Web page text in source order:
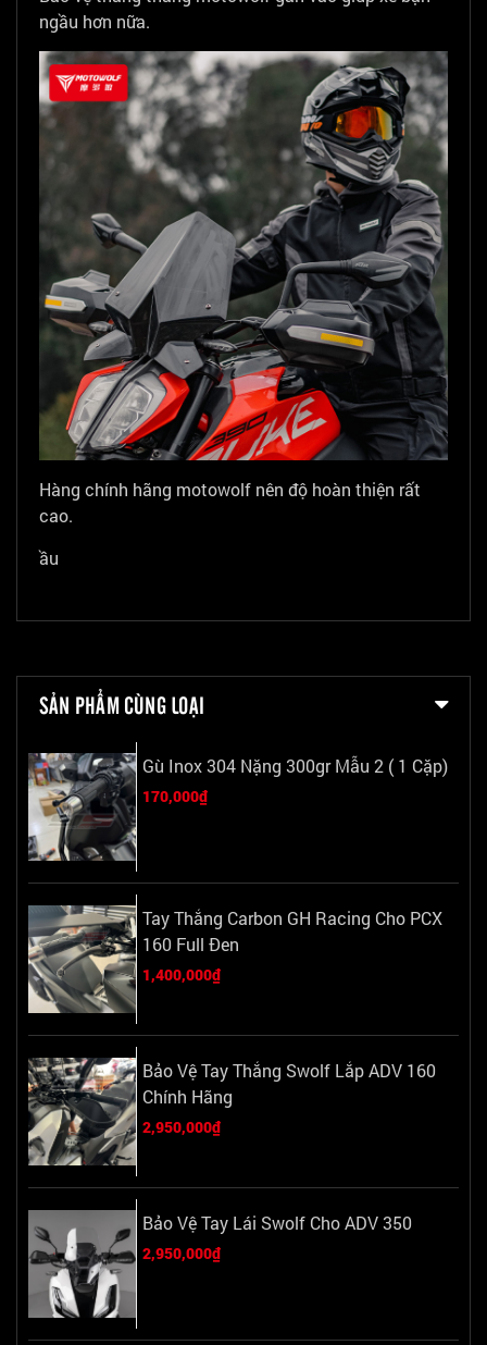
ngầu hơn nữa.
Hàng chính hãng motowolf nên độ hoàn thiện rất
cao.
ầu
SẢN PHẨM CÙNG LOẠI
Gù Inox 304 Nặng 300gr Mẫu 2 ( 1 Cặp)
170,000₫
Tay Thắng Carbon GH Racing Cho PCX
160 Full Đen
1,400,000₫
Bảo Vệ Tay Thắng Swolf Lắp ADV 160
Chính Hãng
2,950,000₫
Bảo Vệ Tay Lái Swolf Cho ADV 350
2,950,000₫